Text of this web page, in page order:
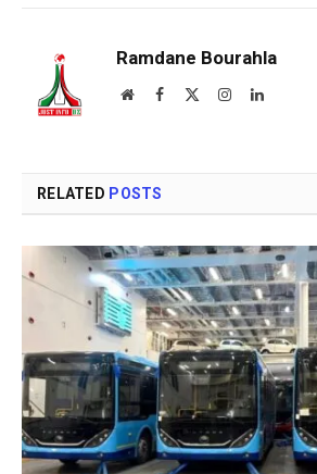
Ramdane Bourahla
WebsiteFacebook InstagramLinkedIn
RELATED POSTS